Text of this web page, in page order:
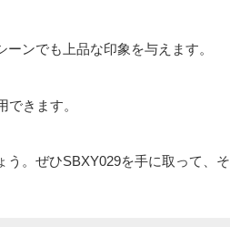
ンでも上品な印象を与えます。
きます。
。ぜひSBXY029を手に取って、